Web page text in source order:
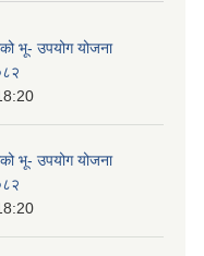
भू- उपयोग योजना
भू- उपयोग योजना